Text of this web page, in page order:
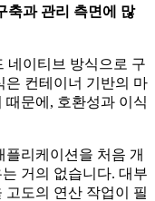
축과 관리 측면에 많
네이티브 방식으로 구
은 컨테이너 기반의 마
문에, 호환성과 이식
리케이션을 처음 개
거의 없습니다. 대부
도의 연산 작업이 필